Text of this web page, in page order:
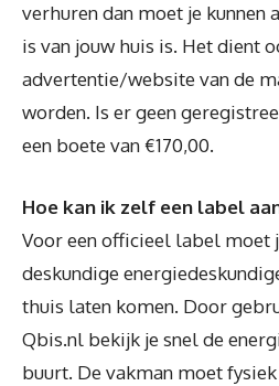
verhuren dan moet je kunnen
is van jouw huis is. Het dient
advertentie/website van de
worden. Is er geen
een boete van €170,00.
Hoe kan ik zelf een label
Voor een officieel label moet
deskundige
thuis laten komen. Door
Qbis.nl bekijk je snel de
buurt. De vakman moet